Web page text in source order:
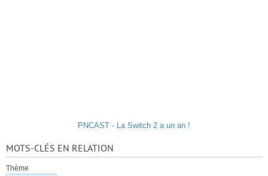
PNCAST - La Switch 2 a un an !
MOTS-CLÉS EN RELATION
Thème